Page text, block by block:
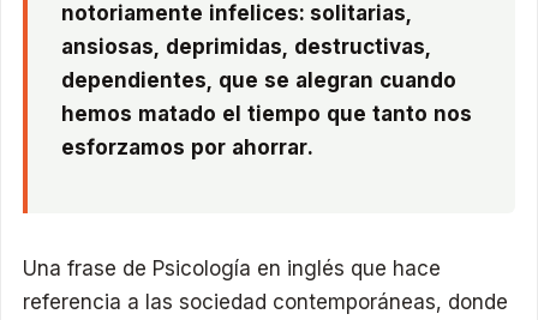
notoriamente infelices: solitarias,
ansiosas, deprimidas, destructivas,
dependientes, que se alegran cuando
hemos matado el tiempo que tanto nos
esforzamos por ahorrar.
Una frase de Psicología en inglés que hace
referencia a las sociedad contemporáneas, donde